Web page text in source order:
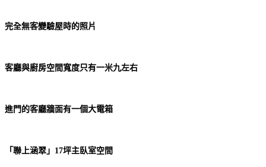
完全無客變驗屋時的照片
客廳與廚房空間寬度只有一米九左右
進門的客廳牆面有一個大電箱
「聯上涵翠」17坪主臥室空間